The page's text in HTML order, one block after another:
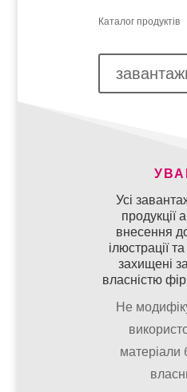
Каталог продуктів
Усі
продукції
внесення
ілюстрації
захищені
власністю
Не
матеріали